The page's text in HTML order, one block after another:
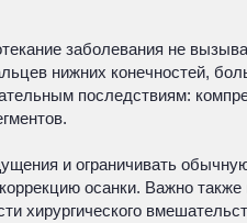
заболевания не
нижних конечностей,
последствиям:
и ограничивать
осанки. Важно также
хирургического